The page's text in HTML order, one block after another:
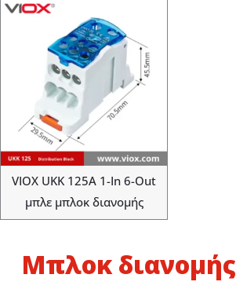
VIOX UKK 125A 1-In 6-Out
μπλε μπλοκ διανομής
Μπλοκ